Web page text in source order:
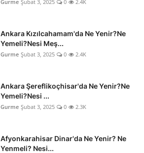
Gurme Şubat 3, 2025 0 2.4K
Ankara Kızılcahamam'da Ne Yenir?Ne
Yemeli?Nesi Meş...
Gurme Şubat 3, 2025 0 2.4K
Ankara Şereflikoçhisar'da Ne Yenir?Ne
Yemeli?Nesi ...
Gurme Şubat 3, 2025 0 2.3K
Afyonkarahisar Dinar'da Ne Yenir? Ne
Yenmeli? Nesi...